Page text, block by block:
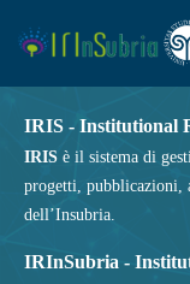
IRIS - Institutional
IRIS è il sistema di
progetti, pubblicazioni,
dell’Insubria.
IRInSubria -